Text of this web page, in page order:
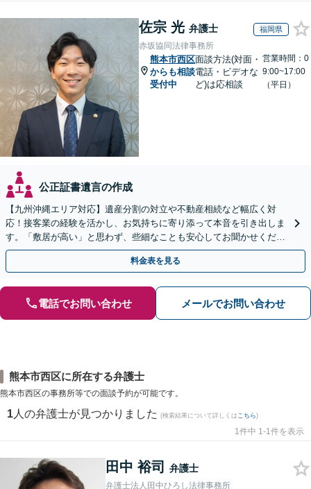
佐宗 光 弁護士 福岡県
赤坂協同法律事務所
熊本市西区
からも相談
受付中
面談方法(対面・
電話・ビデオな
ど)は応相談
営業時間：0
9:00~17:00
（平日）
公正証書遺言の作成
【九州沖縄エリア対応】遺産分割の対立や不動産相続など幅広く対
応！接客業の経験を活かし、お気持ちに寄り添って本音を引き出しま
す。「敷居が高い」と思わず、些細なことも安心してお聞かせくださ
い【初回相談無料】【夜間・休日相談可】
料金表を見る
電話でお問い合わせ メールでお問い合わせ
熊本市西区に所在する弁護士
熊本市西区の事務所等での面談予約が可能です。
1 人の弁護士が見つかりました (検索結果について詳しくは こちら)
1件中 1-1件を表示
田中 裕司 弁護士
弁護士法人田中ひろし法律事務所